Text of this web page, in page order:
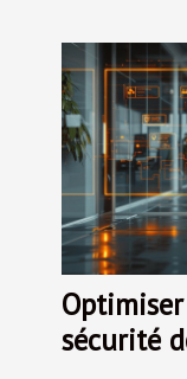
sécurité